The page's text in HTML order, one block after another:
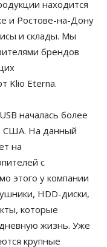
находится
и Ростове-на-Дону
и склады. Мы
брендов
Klio Eterna.
началась более
США. На данный
на
с
этого у компании
HDD-диски,
которые
жизнь. Уже
крупные